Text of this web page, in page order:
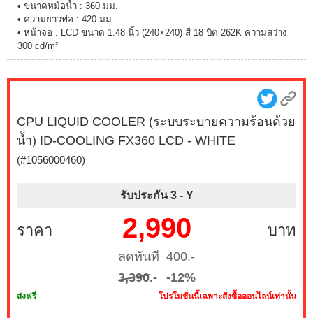
• ขนาดหม้อน้ำ : 360 มม.
• ความยาวท่อ : 420 มม.
• หน้าจอ : LCD ขนาด 1.48 นิ้ว (240×240) สี 18 บิต 262K ความสว่าง
300 cd/m²
CPU LIQUID COOLER (ระบบระบายความร้อนด้วย
น้ำ) ID-COOLING FX360 LCD - WHITE
(#1056000460)
รับประกัน 3 - Y
ราคา บาท
2,990
ลดทันที 400.-
3,390.- -12%
ส่งฟรี โปรโมชั่นนี้เฉพาะสั่งซื้อออนไลน์เท่านั้น